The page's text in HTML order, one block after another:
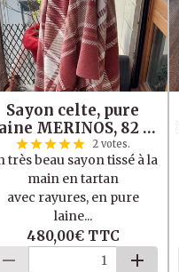
Sayon celte, pure
MERINOS, 82 X
222 cm2 votes.
très beau sayon tissé à la
main en tartan
avec rayures, en pure
laine...
480,00€ TTC